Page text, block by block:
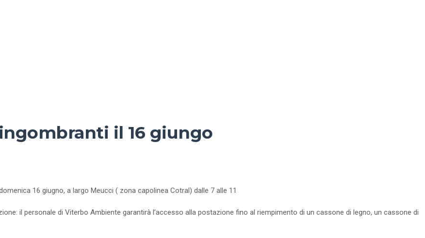
il 16 giungo
16 giugno, a largo Meucci ( zona capolinea Cotral) dalle 7 alle 11
il personale di Viterbo Ambiente garantirà l’accesso alla postazione fino al riempimento di un cassone di legno, un cassone di